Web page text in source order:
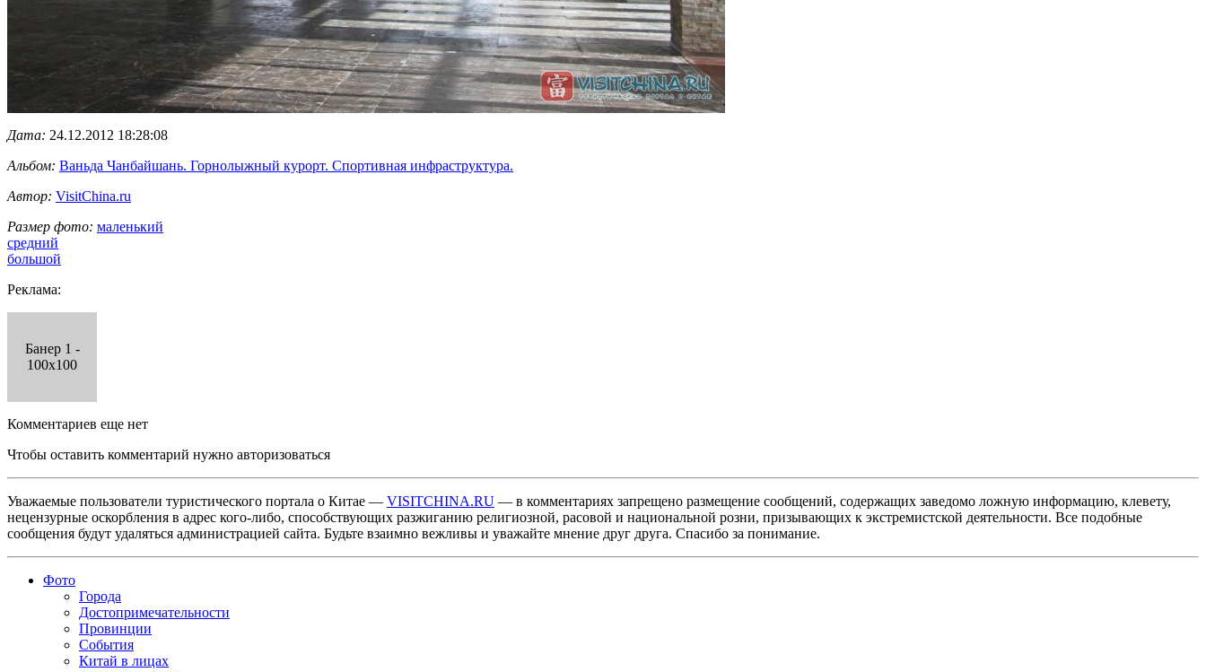
Дата: 24.12.2012 18:28:08
Альбом: Ваньда Чанбайшань. Горнолыжный курорт. Спортивная инфраструктура.
Автор: VisitChina.ru
Размер фото: маленький
средний
большой
Реклама:
Банер 1 -
100x100
Комментариев еще нет
Чтобы оставить комментарий нужно авторизоваться
Уважаемые пользователи туристического портала о Китае — VISITCHINA.RU — в комментариях запрещено размещение сообщений, содержащих заведомо ложную информацию, клевету,
нецензурные оскорбления в адрес кого-либо, способствующих разжиганию религиозной, расовой и национальной розни, призывающих к экстремистской деятельности. Все подобные
сообщения будут удаляться администрацией сайта. Будьте взаимно вежливы и уважайте мнение друг друга. Спасибо за понимание.
Фото
Города
Достопримечательности
Провинции
События
Китай в лицах